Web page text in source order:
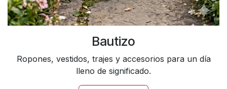
Bautizo
Ropones, vestidos, trajes y accesorios para un día
lleno de significado.